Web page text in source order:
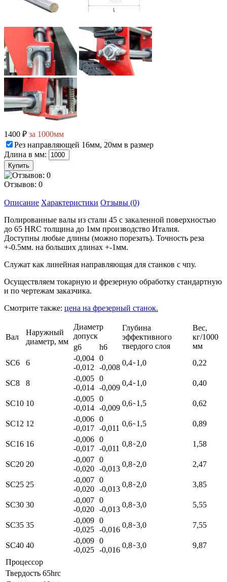
1400 ₽ за 1000мм
Рез направляющей 16мм, 20мм в размер
Длина в мм:
Отзывов: 0
Описание Характеристики Отзывы (0)
Полированные валы из стали 45 с закаленной поверхностью
до 65 HRC толщина до 1мм производство Италия.
Доступны любые длины (можно порезать). Точность реза
+-0.5мм. на больших длинах +-1мм.
Служат как линейная направляющая для станков с чпу.
Осуществляем токарную и фрезерную обработку стандартную
и по чертежам заказчика.
Смотрите также: цена на фрезерный станок.
Вал
Наружный
диаметр, мм
Диаметр
допуск
Глубина
эффективного
твердого слоя
Вес,
кг/1000
мм
g6
h6
SC6
6
-0,004
-0,012
0
-0,008
0,4 ̴ 1,0 0,22
SC8 8
-0,005
-0,014
0
-0,009
0,4 ̴ 1,0 0,40
SC10 10
-0,005
-0,014
0
-0,009
0,6 ̴ 1,5 0,62
SC12 12
-0,006
-0,017
0
-0,011
0,6 ̴ 1,5 0,89
SC16 16
-0,006
-0,017
0
-0,011
0,8 ̴ 2,0 1,58
SC20 20
-0,007
-0,020
0
-0,013
0,8 ̴ 2,0 2,47
SC25 25
-0,007
-0,020
0
-0,013
0,8 ̴ 2,0 3,85
SC30 30
-0,007
-0,020
0
-0,013
0,8 ̴ 3,0 5,55
SC35 35
-0,009
-0,025
0
-0,016
0,8 ̴ 3,0 7,55
SC40 40
-0,009
-0,025
0
-0,016
0,8 ̴ 3,0
9,87
Процессор
Твердость 65hrc